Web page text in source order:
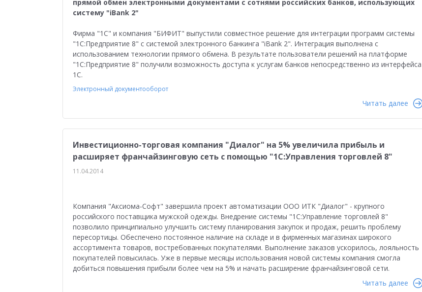
прямой обмен электронными документами с сотнями российских банков, использующих
систему "iBank 2"
Фирма "1С" и компания "БИФИТ" выпустили совместное решение для интеграции программ системы
"1С:Предприятие 8" с системой электронного банкинга "iBank 2". Интеграция выполнена с
использованием технологии прямого обмена. В результате пользователи решений на платформе
"1С:Предприятие 8" получили возможность доступа к услугам банков непосредственно из интерфейса
1С.
Электронный документооборот
Читать далее
Инвестиционно-торговая компания "Диалог" на 5% увеличила прибыль и
расширяет франчайзинговую сеть с помощью "1С:Управления торговлей 8"
11.04.2014
Компания "Аксиома-Софт" завершила проект автоматизации ООО ИТК "Диалог" - крупного
российского поставщика мужской одежды. Внедрение системы "1С:Управление торговлей 8"
позволило принципиально улучшить систему планирования закупок и продаж, решить проблему
пересортицы. Обеспечено постоянное наличие на складе и в фирменных магазинах широкого
ассортимента товаров, востребованных покупателями. Выполнение заказов ускорилось, лояльность
покупателей повысилась. Уже в первые месяцы использования новой системы компания смогла
добиться повышения прибыли более чем на 5% и начать расширение франчайзинговой сети.
Читать далее